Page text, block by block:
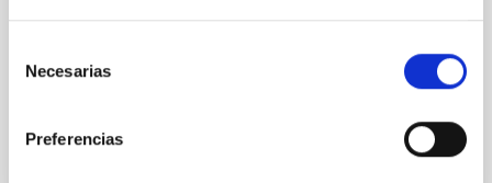
Necesarias
Preferencias
Grandes”: el...